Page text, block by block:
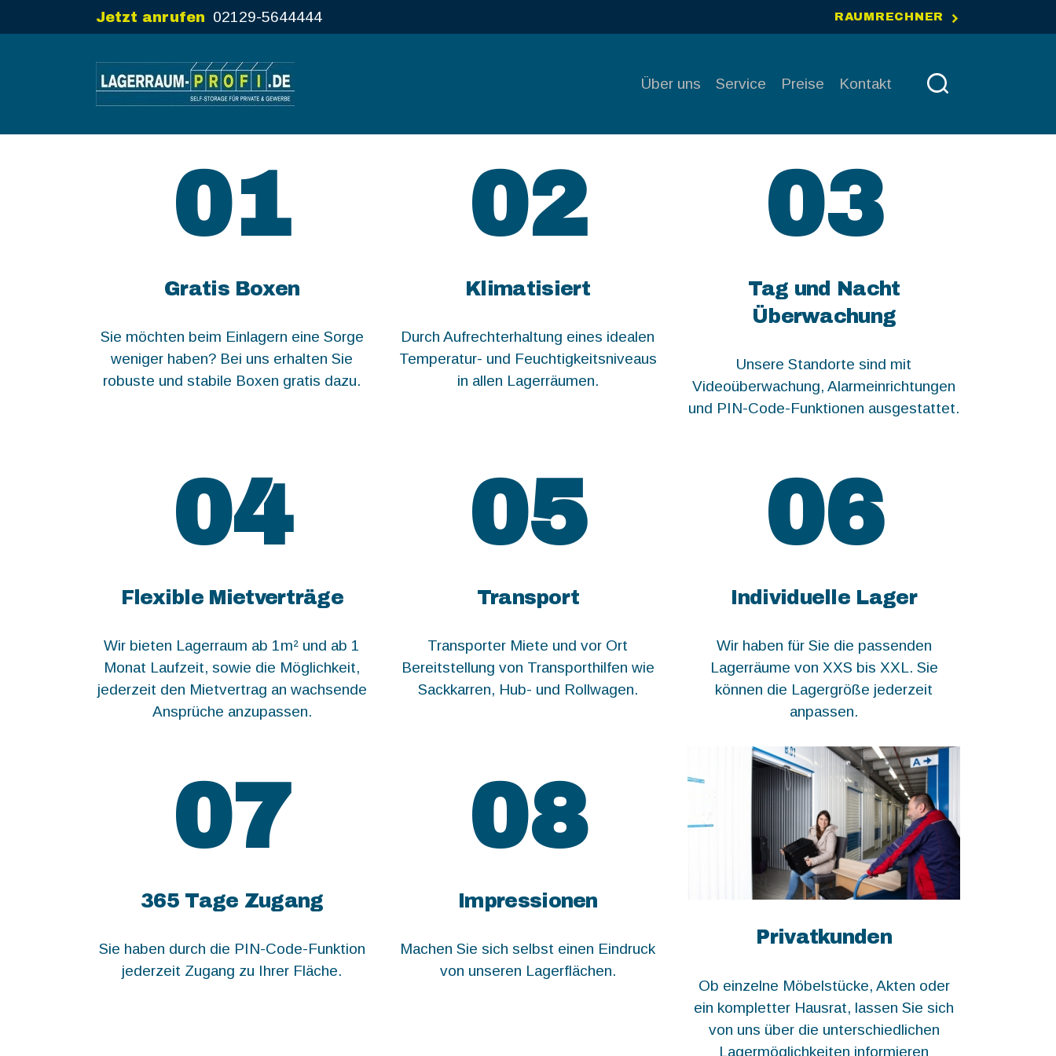
Jetzt anrufen 02129-5644444 RAUMRECHNER
Über uns Service Preise Kontakt
PREISE
KONTAK
01
Gratis Boxen
Sie möchten beim Einlagern eine Sorge
weniger haben? Bei uns erhalten Sie
robuste und stabile Boxen gratis dazu.
02
Klimatisiert
Durch Aufrechterhaltung eines idealen
Temperatur- und Feuchtigkeitsniveaus
in allen Lagerräumen.
03
Tag und Nacht
Überwachung
Unsere Standorte sind mit
Videoüberwachung, Alarmeinrichtungen
und PIN-Code-Funktionen ausgestattet.
04
Flexible Mietverträge
Wir bieten Lagerraum ab 1m² und ab 1
Monat Laufzeit, sowie die Möglichkeit,
jederzeit den Mietvertrag an wachsende
Ansprüche anzupassen.
05
Transport
Transporter Miete und vor Ort
Bereitstellung von Transporthilfen wie
Sackkarren, Hub- und Rollwagen.
06
Individuelle Lager
Wir haben für Sie die passenden
Lagerräume von XXS bis XXL. Sie
können die Lagergröße jederzeit
anpassen.
07
365 Tage Zugang
Sie haben durch die PIN-Code-Funktion
jederzeit Zugang zu Ihrer Fläche.
08
Impressionen
Machen Sie sich selbst einen Eindruck
von unseren Lagerflächen.
Privatkunden
Ob einzelne Möbelstücke, Akten oder
ein kompletter Hausrat, lassen Sie sich
von uns über die unterschiedlichen
Lagermöglichkeiten informieren